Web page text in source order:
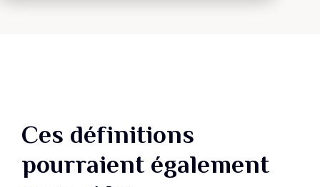
Ces définitions
pourraient également